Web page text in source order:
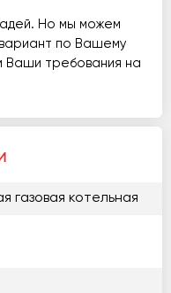
Но мы можем
по Вашему
Ваши требования на
газовая котельная